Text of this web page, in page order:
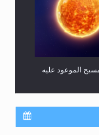
الموعود عليه